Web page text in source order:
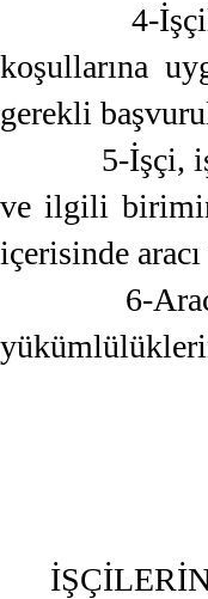
4-İşçilerin
koşullarına
gerekli
5-İşçi,
ve ilgili
içerisinde
6-Aracı bu
İŞÇİLERİN